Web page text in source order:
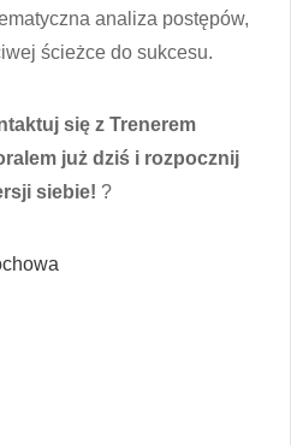
analiza postępów,
ścieżce do sukcesu.
się z Trenerem
już dziś i rozpocznij
siebie! ?